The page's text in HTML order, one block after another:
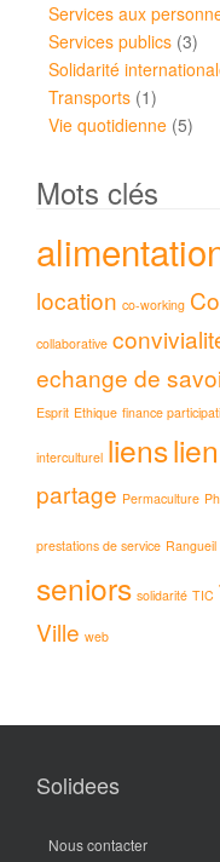
Services aux
Services publics (3)
Solidarité
Transports (1)
Vie quotidienne (5)
Mots clés
location co-working
collaborative
echange de
Esprit Ethique finance
interculturel liens
partage Permaculture
prestations de service Rangueil
seniors solidarité TIC
Ville web
Solidees
Nous contacter